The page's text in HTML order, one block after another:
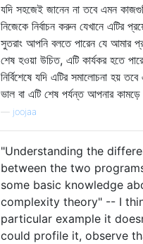
যদি সহজেই জানেন না তবে এমন
নিজেকে নির্বাচন করুন যেখানে এটির
সুতরাং আপনি বলতে পারেন যে আমার
শেষ হওয়া উচিত, এটি কার্যকর হতে
নির্বিশেষে যদি এটির সমালোচনা হয়
ভাল বা এটি শেষ পর্যন্ত আপনার
joojaa
"Understanding the
between the two
some basic knowledge
complexity theory" -- I
particular example it
could profile it, observe